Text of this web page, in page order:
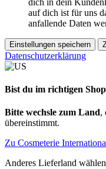
auf dich ist für uns
anfallende Daten
Einstellungen speichern
Datenschutzerklärung
Bist du im richtigen
Bitte wechsle zum Land,
übereinstimmt.
Zu Cosmeterie
Anderes Lieferland wählen